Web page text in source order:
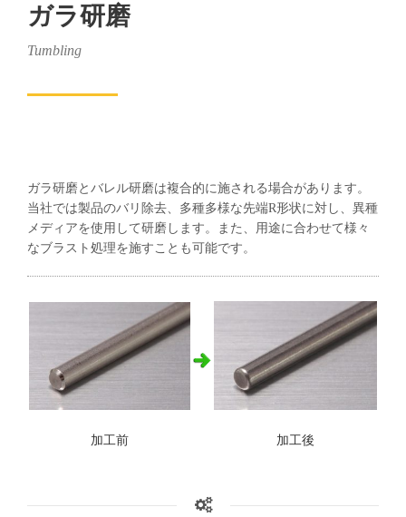
ガラ研磨
Tumbling
ガラ研磨とバレル研磨は複合的に施される場合があります。
当社では製品のバリ除去、多種多様な先端R形状に対し、異種
メディアを使用して研磨します。また、用途に合わせて様々
なブラスト処理を施すことも可能です。
加工前 加工後